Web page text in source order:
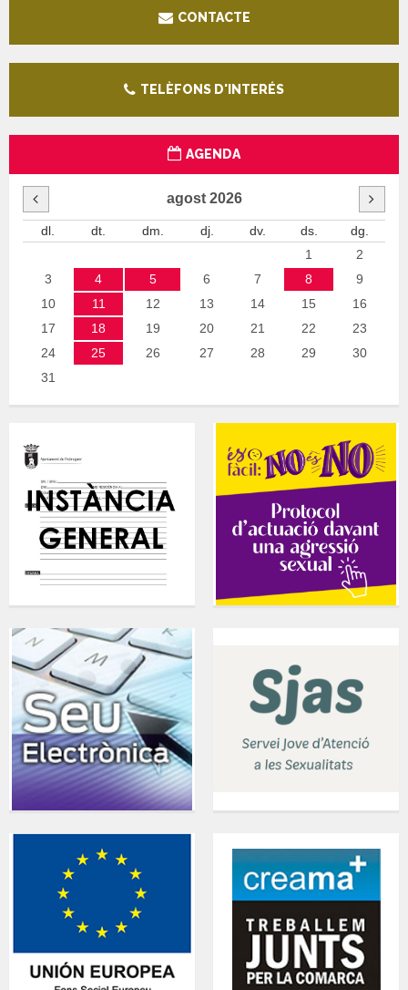
CONTACTE
TELÈFONS D'INTERÉS
AGENDA
agost 2026
dl. dt. dm. dj. dv. ds.
dg.
1
2
3
4 5 6 7 8
9
10
11 12 13 14 15
16
17
18 19 20 21 22
23
24
25 26 27 28 29
30
31